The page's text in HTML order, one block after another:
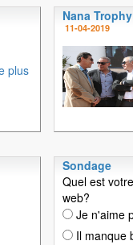
plus
Nana
11-04-2019
Sondage
Quel est
web?
Je n'aime
Il manque